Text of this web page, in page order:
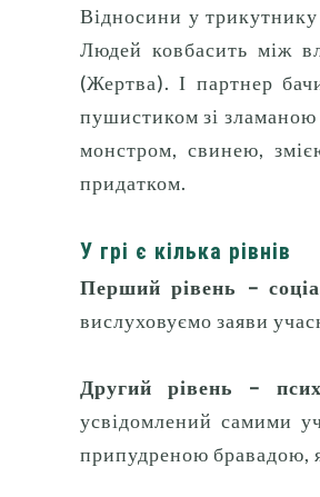
Відносини у трикутнику
Людей ковбасить між
(Жертва). І партнер
пушистиком зі
монстром, свинею,
придатком.
У грі є кілька рівнів
Перший рівень –
вислуховуємо заяви
Другий рівень –
усвідомлений самими
припудреною бравадою,